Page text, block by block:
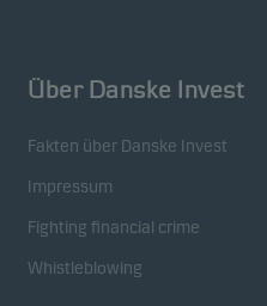
Über Danske Invest
Fakten über Danske Invest
Impressum
Fighting financial crime
Whistleblowing